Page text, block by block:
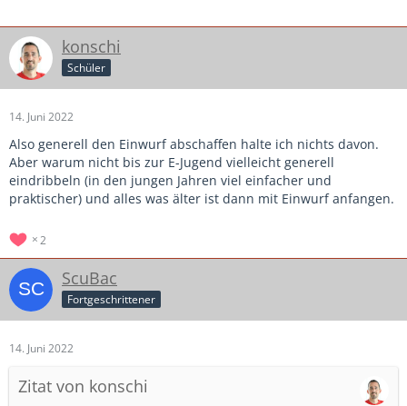
konschi
Schüler
14. Juni 2022
Also generell den Einwurf abschaffen halte ich nichts davon.
Aber warum nicht bis zur E-Jugend vielleicht generell
eindribbeln (in den jungen Jahren viel einfacher und
praktischer) und alles was älter ist dann mit Einwurf anfangen.
2
ScuBac
Fortgeschrittener
14. Juni 2022
Zitat von konschi